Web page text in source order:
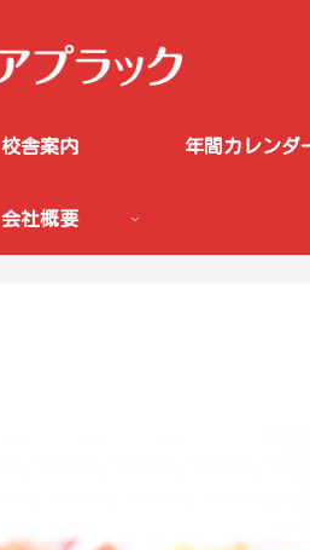
校舎案内 年間カレンダ
会社概要